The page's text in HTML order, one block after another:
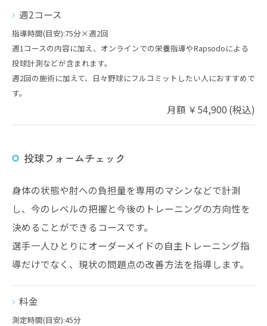
週2コース
指導時間(目安):75分×週2回
週1コースの内容に加え、オンラインでの栄養指導やRapsodoによる
投球計測などが含まれます。
週2回の施術に加えて、日々野球にフルコミットしたい人におすすめで
す。
月額 ￥54,900 (税込)
投球フォームチェック
身体の状態や肘への負担量を専用のマシンなどで計測
し、今のレベルの把握と今後のトレーニングの方向性を
決めることができるコースです。
選手一人ひとりにオーダーメイドの自主トレーニング指
導だけでなく、現状の問題点の改善方法を指導します。
料金
測定時間(目安):45分